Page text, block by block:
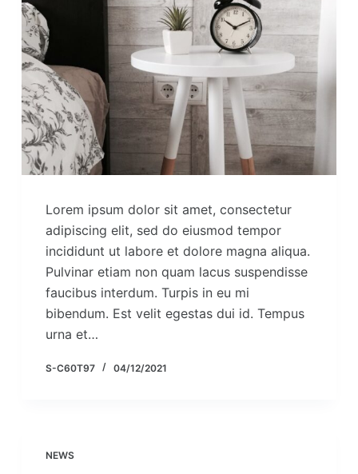
Lorem ipsum dolor sit amet, consectetur
adipiscing elit, sed do eiusmod tempor
incididunt ut labore et dolore magna aliqua.
Pulvinar etiam non quam lacus suspendisse
faucibus interdum. Turpis in eu mi
bibendum. Est velit egestas dui id. Tempus
urna et…
S-C60T97 04/12/2021
NEWS